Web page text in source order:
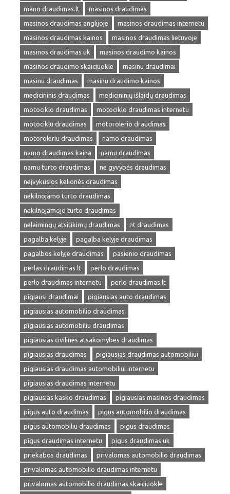
mano draudimas.lt
masinos draudimas
masinos draudimas anglijoje
masinos draudimas internetu
masinos draudimas kainos
masinos draudimas lietuvoje
masinos draudimas uk
masinos draudimo kainos
masinos draudimo skaiciuokle
masinu draudimai
masinu draudimas
masinu draudimo kainos
medicininis draudimas
medicininių išlaidų draudimas
motociklo draudimas
motociklo draudimas internetu
motociklu draudimas
motorolerio draudimas
motoroleriu draudimas
namo draudimas
namo draudimas kaina
namu draudimas
namu turto draudimas
ne gyvybės draudimas
neįvykusios kelionės draudimas
nekilnojamo turto draudimas
nekilnojamojo turto draudimas
nelaimingų atsitikimų draudimas
nt draudimas
pagalba kelyje
pagalba kelyje draudimas
pagalbos kelyje draudimas
pasienio draudimas
perlas draudimas lt
perlo draudimas
perlo draudimas internetu
perlo draudimas.lt
pigiausi draudimai
pigiausias auto draudimas
pigiausias automobilio draudimas
pigiausias automobiliu draudimas
pigiausias civilines atsakomybes draudimas
pigiausias draudimas
pigiausias draudimas automobiliui
pigiausias draudimas automobiliui internetu
pigiausias draudimas internetu
pigiausias kasko draudimas
pigiausias masinos draudimas
pigus auto draudimas
pigus automobilio draudimas
pigus automobiliu draudimas
pigus draudimas
pigus draudimas internetu
pigus draudimas uk
priekabos draudimas
privalomas automobilio draudimas
privalomas automobilio draudimas internetu
privalomas automobilio draudimas skaiciuokle